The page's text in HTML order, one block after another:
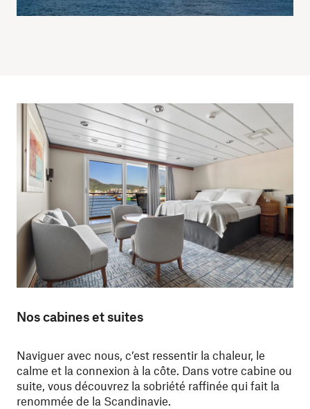
Nos cabines et suites
Naviguer avec nous, c’est ressentir la chaleur, le
calme et la connexion à la côte. Dans votre cabine ou
suite, vous découvrez la sobriété raffinée qui fait la
renommée de la Scandinavie.